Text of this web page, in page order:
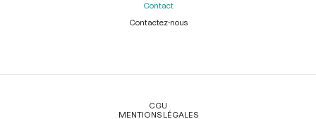
Contact
Contactez-nous
Légal
CGU
MENTIONS LÉGALES